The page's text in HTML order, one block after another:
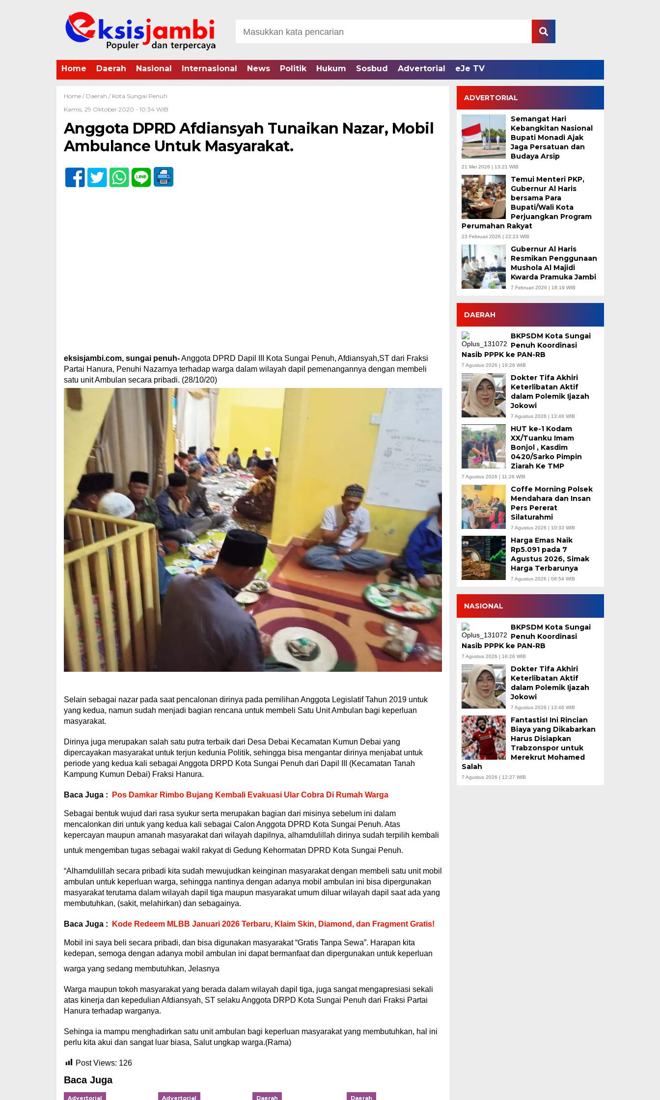
Home Daerah Nasional Internasional News Politik Hukum Sosbud Advertorial eJe TV
Home / Daerah / Kota Sungai Penuh
Kamis, 29 Oktober 2020 - 10:34 WIB
Anggota DPRD Afdiansyah Tunaikan Nazar, Mobil
Ambulance Untuk Masyarakat.
eksisjambi.com, sungai penuh-Anggota DPRD Dapil III Kota Sungai Penuh, Afdiansyah,ST dari Fraksi
Partai Hanura, Penuhi Nazarnya terhadap warga dalam wilayah dapil pemenangannya dengan membeli
satu unit Ambulan secara pribadi. (28/10/20)
Selain sebagai nazar pada saat pencalonan dirinya pada pemilihan Anggota Legislatif Tahun 2019 untuk
yang kedua, namun sudah menjadi bagian rencana untuk membeli Satu Unit Ambulan bagi keperluan
masyarakat.
Dirinya juga merupakan salah satu putra terbaik dari Desa Debai Kecamatan Kumun Debai yang
dipercayakan masyarakat untuk terjun kedunia Politik, sehingga bisa mengantar dirinya menjabat untuk
periode yang kedua kali sebagai Anggota DRPD Kota Sungai Penuh dari Dapil III (Kecamatan Tanah
Kampung Kumun Debai) Fraksi Hanura.
Baca Juga : Pos Damkar Rimbo Bujang Kembali Evakuasi Ular Cobra Di Rumah Warga
Sebagai bentuk wujud dari rasa syukur serta merupakan bagian dari misinya sebelum ini dalam
mencalonkan diri untuk yang kedua kali sebagai Calon Anggota DPRD Kota Sungai Penuh. Atas
kepercayan maupun amanah masyarakat dari wilayah dapilnya, alhamdulillah dirinya sudah terpilih kembali
untuk mengemban tugas sebagai wakil rakyat di Gedung Kehormatan DPRD Kota Sungai Penuh.
“Alhamdulillah secara pribadi kita sudah mewujudkan keinginan masyarakat dengan membeli satu unit mobil
ambulan untuk keperluan warga, sehingga nantinya dengan adanya mobil ambulan ini bisa dipergunakan
masyarakat terutama dalam wilayah dapil tiga maupun masyarakat umum diluar wilayah dapil saat ada yang
membutuhkan, (sakit, melahirkan) dan sebagainya.
Baca Juga : Kode Redeem MLBB Januari 2026 Terbaru, Klaim Skin, Diamond, dan Fragment Gratis!
Mobil ini saya beli secara pribadi, dan bisa digunakan masyarakat “Gratis Tanpa Sewa”. Harapan kita
kedepan, semoga dengan adanya mobil ambulan ini dapat bermanfaat dan dipergunakan untuk keperluan
warga yang sedang membutuhkan, Jelasnya
Warga maupun tokoh masyarakat yang berada dalam wilayah dapil tiga, juga sangat mengapresiasi sekali
atas kinerja dan kepedulian Afdiansyah, ST selaku Anggota DRPD Kota Sungai Penuh dari Fraksi Partai
Hanura terhadap warganya.
Sehinga ia mampu menghadirkan satu unit ambulan bagi keperluan masyarakat yang membutuhkan, hal ini
perlu kita akui dan sangat luar biasa, Salut ungkap warga.(Rama)
Post Views: 126
Baca Juga
Advertorial Advertorial Daerah Daerah
ADVERTORIAL
Semangat Hari
Kebangkitan Nasional
Bupati Monadi Ajak
Jaga Persatuan dan
Budaya Arsip
21 Mei 2026 | 13:21 WIB
Temui Menteri PKP,
Gubernur Al Haris
bersama Para
Bupati/Wali Kota
Perjuangkan Program
Perumahan Rakyat
23 Februari 2026 | 22:23 WIB
Gubernur Al Haris
Resmikan Penggunaan
Mushola Al Majidi
Kwarda Pramuka Jambi
7 Februari 2026 | 18:19 WIB
DAERAH
BKPSDM Kota Sungai
Penuh Koordinasi
Nasib PPPK ke PAN-RB
7 Agustus 2026 | 16:26 WIB
Dokter Tifa Akhiri
Keterlibatan Aktif
dalam Polemik Ijazah
Jokowi
7 Agustus 2026 | 13:46 WIB
HUT ke-1 Kodam
XX/Tuanku Imam
Bonjol , Kasdim
0420/Sarko Pimpin
Ziarah Ke TMP
7 Agustus 2026 | 11:26 WIB
Coffe Morning Polsek
Mendahara dan Insan
Pers Pererat
Silaturahmi
7 Agustus 2026 | 10:33 WIB
Harga Emas Naik
Rp5.091 pada 7
Agustus 2026, Simak
Harga Terbarunya
7 Agustus 2026 | 08:54 WIB
NASIONAL
BKPSDM Kota Sungai
Penuh Koordinasi
Nasib PPPK ke PAN-RB
7 Agustus 2026 | 16:26 WIB
Dokter Tifa Akhiri
Keterlibatan Aktif
dalam Polemik Ijazah
Jokowi
7 Agustus 2026 | 13:46 WIB
Fantastis! Ini Rincian
Biaya yang Dikabarkan
Harus Disiapkan
Trabzonspor untuk
Merekrut Mohamed
Salah
7 Agustus 2026 | 12:27 WIB